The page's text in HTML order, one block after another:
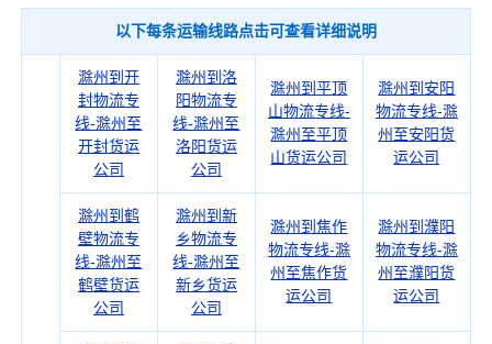
以下每条运输线路点击可查看详细说明
滁州到开
封物流专
线-滁州至
开封货运
公司
滁州到洛
阳物流专
线-滁州至
洛阳货运
公司
滁州到平顶
山物流专线-
滁州至平顶
山货运公司
滁州到安阳
物流专线-滁
州至安阳货
运公司
滁州到鹤
壁物流专
线-滁州至
鹤壁货运
公司
滁州到新
乡物流专
线-滁州至
新乡货运
公司
滁州到焦作
物流专线-滁
州至焦作货
运公司
滁州到濮阳
物流专线-滁
州至濮阳货
运公司